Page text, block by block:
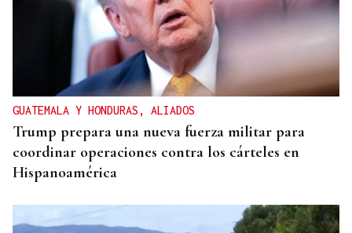
GUATEMALA Y HONDURAS, ALIADOS
Trump prepara una nueva fuerza militar para
coordinar operaciones contra los cárteles en
Hispanoamérica